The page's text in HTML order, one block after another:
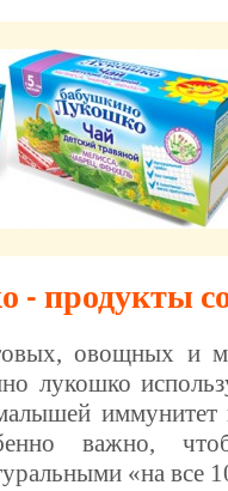
- продукты
овощных и
лукошко
иммунитет
важно,
«на все